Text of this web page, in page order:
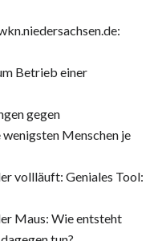
Betrieb einer
gegen
Menschen je
vollläuft: Geniales Tool:
Maus: Wie entsteht